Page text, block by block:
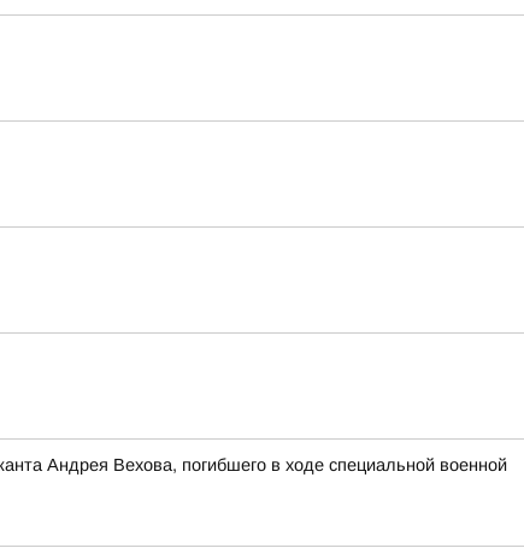
Андрея Вехова, погибшего в ходе специальной военной